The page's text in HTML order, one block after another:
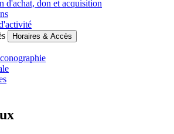
d'achat, don et acquisition
Horaires & Accès